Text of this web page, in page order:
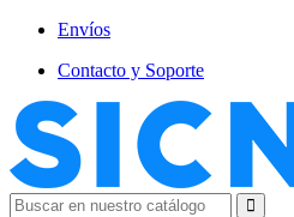
Envíos
Contacto y Soporte